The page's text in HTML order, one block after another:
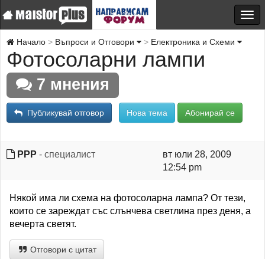
Начало Въпроси и Отговори Електроника и Схеми
Фотосоларни лампи
7 мнения
Публикувай отговор Нова тема Абонирай се
PPP - специалист
вт юли 28, 2009
12:54 pm
Някой има ли схема на фотосоларна лампа? От тези,
които се зареждат със слънчева светлина през деня, а
вечерта светят.
Отговори с цитат